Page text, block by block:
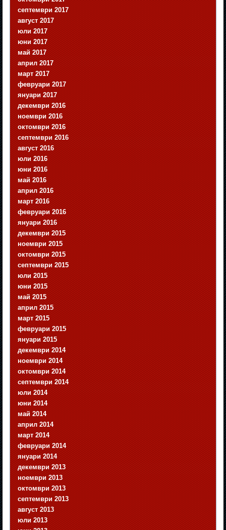
септември 2017
август 2017
юли 2017
юни 2017
май 2017
април 2017
март 2017
февруари 2017
януари 2017
декември 2016
ноември 2016
октомври 2016
септември 2016
август 2016
юли 2016
юни 2016
май 2016
април 2016
март 2016
февруари 2016
януари 2016
декември 2015
ноември 2015
октомври 2015
септември 2015
юли 2015
юни 2015
май 2015
април 2015
март 2015
февруари 2015
януари 2015
декември 2014
ноември 2014
октомври 2014
септември 2014
юли 2014
юни 2014
май 2014
април 2014
март 2014
февруари 2014
януари 2014
декември 2013
ноември 2013
октомври 2013
септември 2013
август 2013
юли 2013